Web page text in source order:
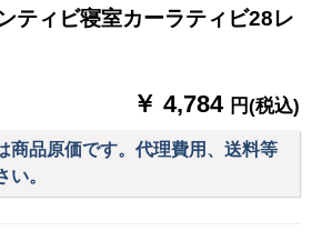
ティビ寝室カーラティビ28レ
￥ 4,784 円(税込)
商品原価です。代理費用、送料等
い。